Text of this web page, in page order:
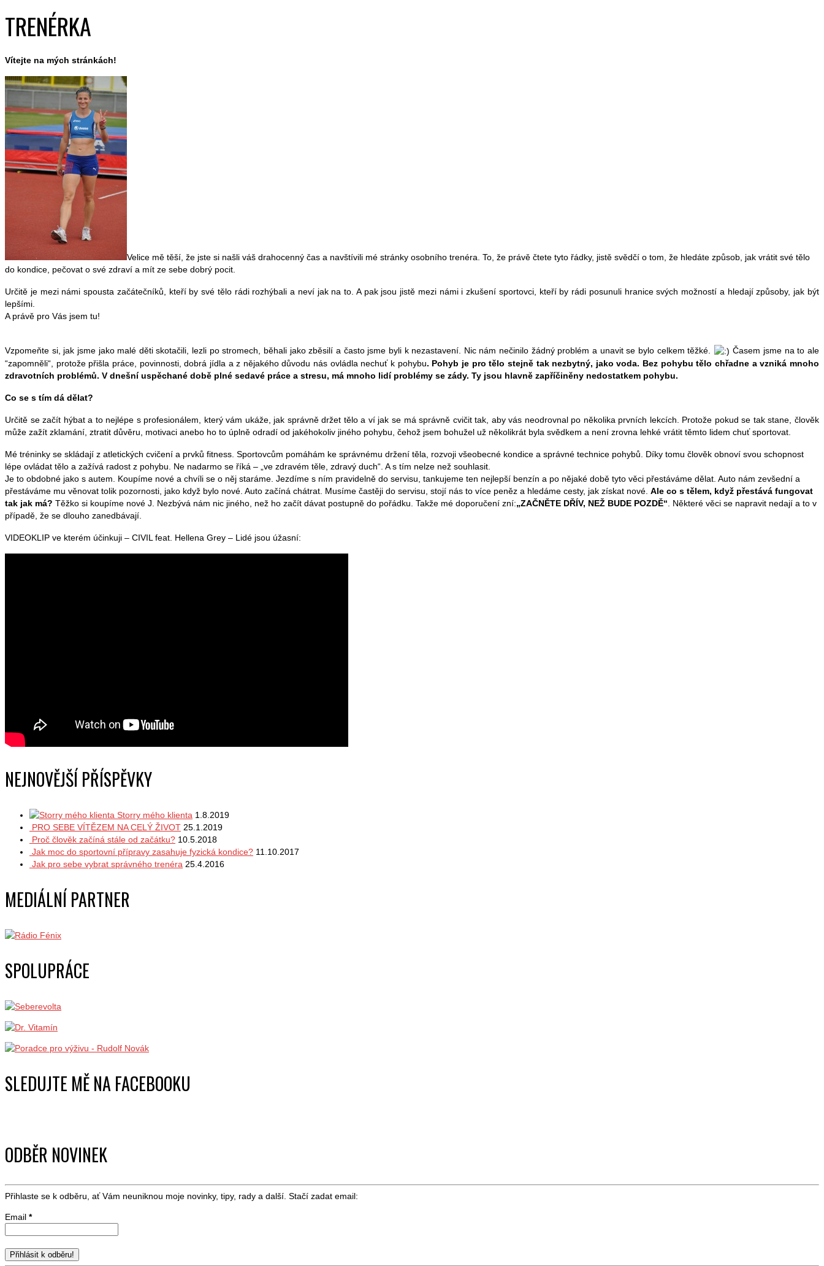
TRENÉRKA
Vítejte na mých stránkách!
Velice mě těší, že jste si našli váš drahocenný čas a navštívili mé stránky osobního trenéra. To, že právě čtete tyto řádky, jistě svědčí o tom, že hledáte způsob, jak vrátit své tělo
do kondice, pečovat o své zdraví a mít ze sebe dobrý pocit.
Určitě je mezi námi spousta začátečníků, kteří by své tělo rádi rozhýbali a neví jak na to. A pak jsou jistě mezi námi i zkušení sportovci, kteří by rádi posunuli hranice svých možností a hledají způsoby, jak být
lepšími.
A právě pro Vás jsem tu!
Vzpomeňte si, jak jsme jako malé děti skotačili, lezli po stromech, běhali jako zběsilí a často jsme byli k nezastavení. Nic nám nečinilo žádný problém a unavit se bylo celkem těžké.
Časem jsme na to ale
“zapomněli“, protože přišla práce, povinnosti, dobrá jídla a z nějakého důvodu nás ovládla nechuť k pohybu. Pohyb je pro tělo stejně tak nezbytný, jako voda. Bez pohybu tělo chřadne a vzniká mnoho
zdravotních problémů. V dnešní uspěchané době plné sedavé práce a stresu, má mnoho lidí problémy se zády. Ty jsou hlavně zapříčiněny nedostatkem pohybu.
Co se s tím dá dělat?
Určitě se začít hýbat a to nejlépe s profesionálem, který vám ukáže, jak správně držet tělo a ví jak se má správně cvičit tak, aby vás neodrovnal po několika prvních lekcích. Protože pokud se tak stane, člověk
může zažít zklamání, ztratit důvěru, motivaci anebo ho to úplně odradí od jakéhokoliv jiného pohybu, čehož jsem bohužel už několikrát byla svědkem a není zrovna lehké vrátit těmto lidem chuť sportovat.
Mé tréninky se skládají z atletických cvičení a prvků fitness. Sportovcům pomáhám ke správnému držení těla, rozvoji všeobecné kondice a správné technice pohybů. Díky tomu člověk obnoví svou schopnost
lépe ovládat tělo a zažívá radost z pohybu. Ne nadarmo se říká – „ve zdravém těle, zdravý duch“. A s tím nelze než souhlasit.
Je to obdobné jako s autem. Koupíme nové a chvíli se o něj staráme. Jezdíme s ním pravidelně do servisu, tankujeme ten nejlepší benzín a po nějaké době tyto věci přestáváme dělat. Auto nám zevšední a
přestáváme mu věnovat tolik pozornosti, jako když bylo nové. Auto začíná chátrat. Musíme častěji do servisu, stojí nás to více peněz a hledáme cesty, jak získat nové. Ale co s tělem, když přestává fungovat
tak jak má? Těžko si koupíme nové J. Nezbývá nám nic jiného, než ho začít dávat postupně do pořádku. Takže mé doporučení zní:„ZAČNĚTE DŘÍV, NEŽ BUDE POZDĚ“. Některé věci se napravit nedají a to v
případě, že se dlouho zanedbávají.
VIDEOKLIP ve kterém účinkuji – CIVIL feat. Hellena Grey – Lidé jsou úžasní:
NEJNOVĚJŠÍ PŘÍSPĚVKY
Storry mého klienta 1.8.2019
PRO SEBE VÍTĚZEM NA CELÝ ŽIVOT 25.1.2019
Proč člověk začíná stále od začátku? 10.5.2018
Jak moc do sportovní přípravy zasahuje fyzická kondice? 11.10.2017
Jak pro sebe vybrat správného trenéra 25.4.2016
MEDIÁLNÍ PARTNER
SPOLUPRÁCE
SLEDUJTE MĚ NA FACEBOOKU
ODBĚR NOVINEK
Přihlaste se k odběru, ať Vám neuniknou moje novinky, tipy, rady a další. Stačí zadat email:
Email *